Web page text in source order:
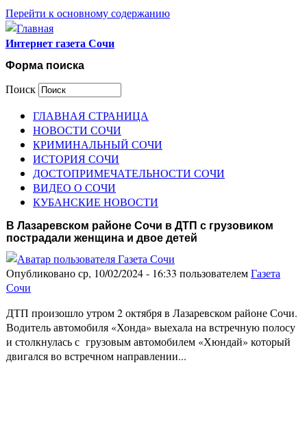
Перейти к основному содержанию
Интернет газета Сочи
Форма поиска
Поиск
ГЛАВНАЯ СТРАНИЦА
НОВОСТИ СОЧИ
КРИМИНАЛЬНЫЙ СОЧИ
ИСТОРИЯ СОЧИ
ДОСТОПРИМЕЧАТЕЛЬНОСТИ СОЧИ
ВИДЕО О СОЧИ
КУБАНСКИЕ НОВОСТИ
В Лазаревском районе Сочи в ДТП с грузовиком
пострадали женщина и двое детей
Опубликовано ср, 10/02/2024 - 16:33 пользователемГазета
Сочи
ДТП произошло утром 2 октября в Лазаревском районе Сочи.
Водитель автомобиля «Хонда» выехала на встречную полосу
и столкнулась с грузовым автомобилем «Хюндай» который
двигался во встречном направлении...